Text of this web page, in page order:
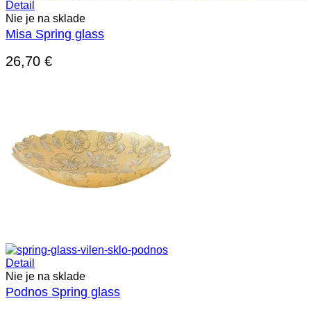
Detail
Nie je na sklade
Misa Spring glass
26,70 €
Detail
Nie je na sklade
Podnos Spring glass